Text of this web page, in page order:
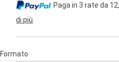
Paga in 3 rate da
di più
Formato